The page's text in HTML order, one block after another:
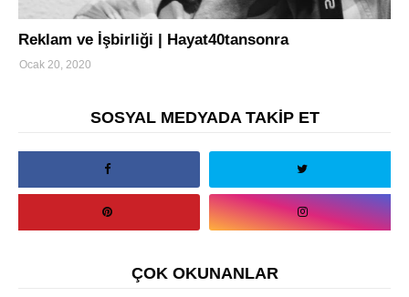
Reklam ve İşbirliği | Hayat40tansonra
Ocak 20, 2020
SOSYAL MEDYADA TAKİP ET
ÇOK OKUNANLAR